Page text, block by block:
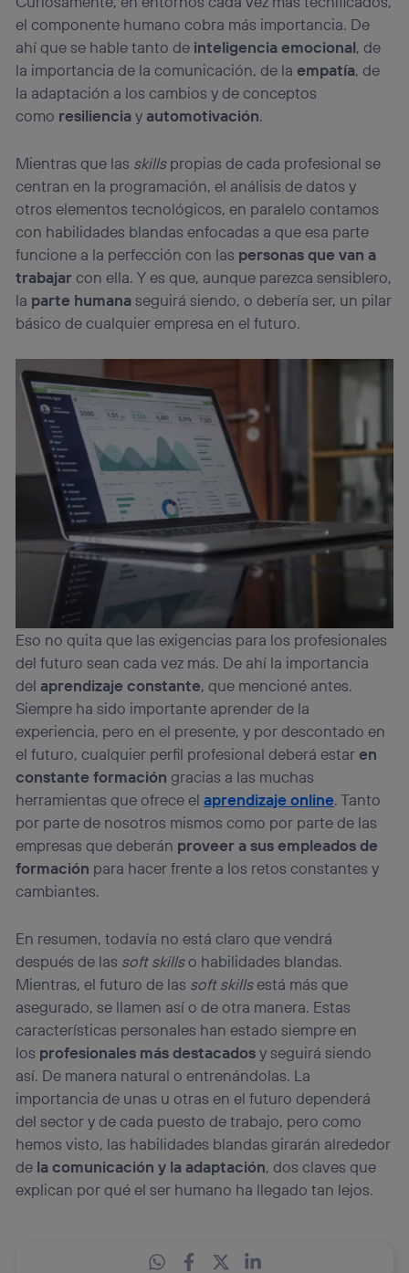
el componente humano cobra más importancia. De
ahí que se hable tanto de inteligencia emocional, de
la importancia de la comunicación, de laempatía, de
la adaptación a los cambios y de conceptos
como resilienciay automotivación.
Mientras que las skillspropias de cada profesional se
centran en la programación, el análisis de datos y
otros elementos tecnológicos, en paralelo contamos
con habilidades blandas enfocadas a que esa parte
funcione a la perfección con las personas que van a
trabajarcon ella. Y es que, aunque parezca sensiblero,
la parte humanaseguirá siendo, o debería ser, un pilar
básico de cualquier empresa en el futuro.
Eso no quita que las exigencias para los profesionales
del futuro sean cada vez más. De ahí la importancia
del aprendizaje constante, que mencioné antes.
Siempre ha sido importante aprender de la
experiencia, pero en el presente, y por descontado en
el futuro, cualquier perfil profesional deberá estaren
constante formación gracias a las muchas
herramientas que ofrece elaprendizaje online. Tanto
por parte de nosotros mismos como por parte de las
empresas que deberán proveer a sus empleados de
formación para hacer frente a los retos constantes y
cambiantes.
En resumen, todavía no está claro que vendrá
después de las soft skillso habilidades blandas.
Mientras, el futuro de las soft skillsestá más que
asegurado, se llamen así o de otra manera. Estas
características personales han estado siempre en
los profesionales más destacadosy seguirá siendo
así. De manera natural o entrenándolas. La
importancia de unas u otras en el futuro dependerá
del sector y de cada puesto de trabajo, pero como
hemos visto, las habilidades blandas girarán alrededor
de la comunicación y la adaptación, dos claves que
explican por qué el ser humano ha llegado tan lejos.